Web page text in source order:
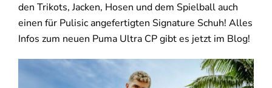
den Trikots, Jacken, Hosen und dem Spielball auch
einen für Pulisic angefertigten Signature Schuh! Alles
Infos zum neuen Puma Ultra CP gibt es jetzt im Blog!